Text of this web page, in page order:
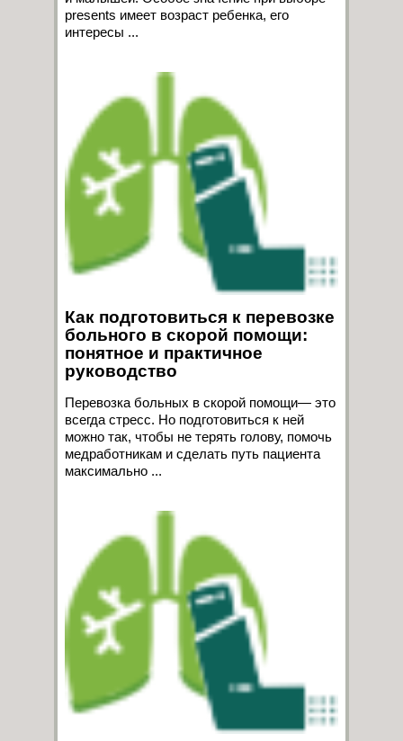
presents имеет возраст ребенка, его
интересы ...
Как подготовиться к перевозке
больного в скорой помощи:
понятное и практичное
руководство
Перевозка больных в скорой помощи— это
всегда стресс. Но подготовиться к ней
можно так, чтобы не терять голову, помочь
медработникам и сделать путь пациента
максимально ...